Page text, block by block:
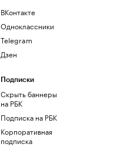
ВКонтакте
Одноклассники
Telegram
Дзен
Подписки
Скрыть баннеры
на РБК
Подписка на РБК
Корпоративная
подписка